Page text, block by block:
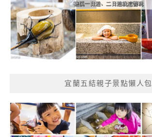
宜蘭五結親子景點懶人包